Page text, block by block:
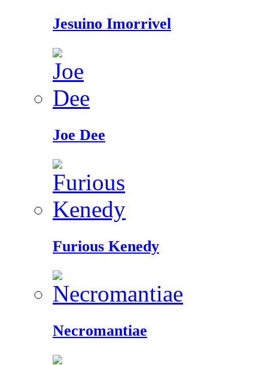
Jesuino Imorrivel
Joe Dee
Furious Kenedy
Necromantiae